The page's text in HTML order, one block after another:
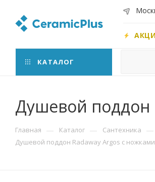
КАТАЛОГ
Душевой поддон
Главная — Каталог — Сантехника —
Душевой поддон Radaway Argos с ножками